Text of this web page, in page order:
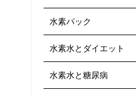
水素パック
水素水とダイエット
水素水と糖尿病